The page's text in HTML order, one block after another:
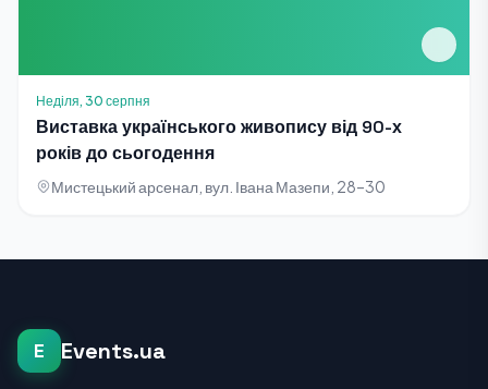
Неділя, 30 серпня
Виставка українського живопису від 90-х
років до сьогодення
Мистецький арсенал, вул. Івана Мазепи, 28–30
E Events.ua